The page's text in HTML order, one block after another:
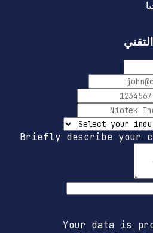
Briefly describe your
Your data is